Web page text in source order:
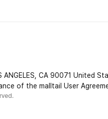
ANGELES, CA 90071 United
of the malltail User